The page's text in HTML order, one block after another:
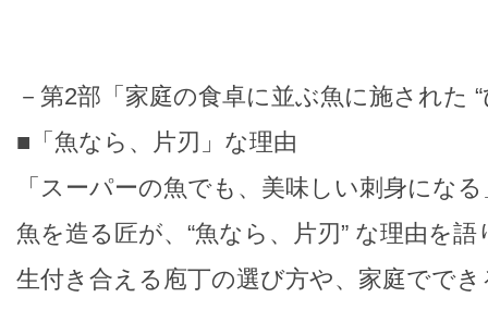
－第2部「家庭の食卓に並ぶ魚に施された
■「魚なら、片刃」な理由
「スーパーの魚でも、美味しい刺身にな
魚を造る匠が、“魚なら、片刃” な理由を
生付き合える庖丁の選び方や、家庭でで